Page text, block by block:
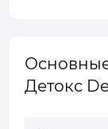
Детокс